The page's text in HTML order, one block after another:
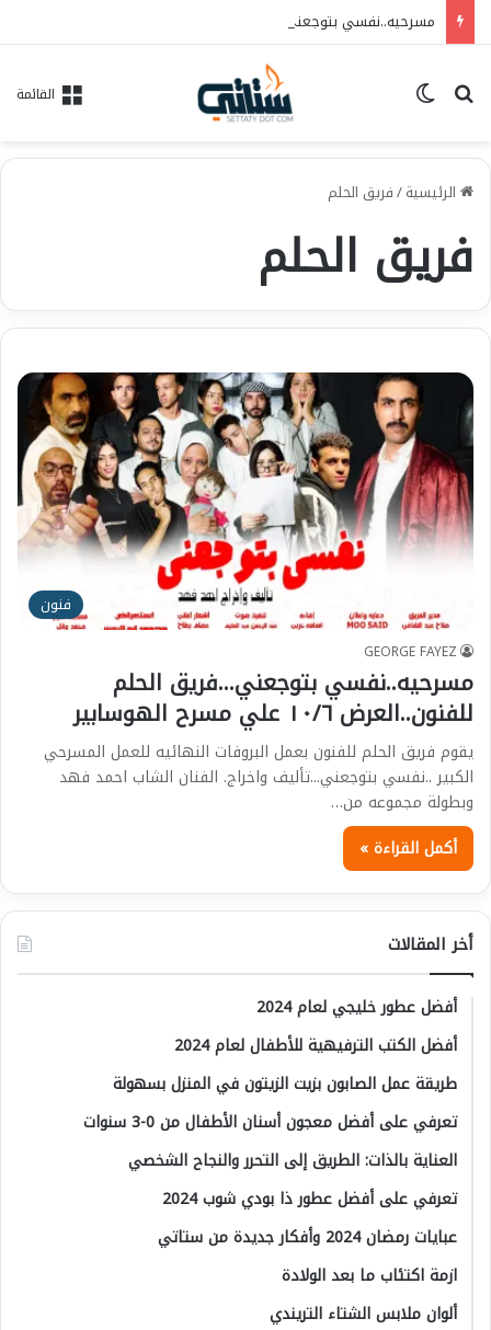
القائمة بحث عن
الرئيسية/فريق الحلم
فريق الحلم
فنون
GEORGE FAYEZ
مسرحيه..نفسي بتوجعني…فريق الحلم
للفنون..العرض ١٠/٦ علي مسرح الهوسابير
يقوم فريق الحلم للفنون بعمل البروفات النهائيه للعمل المسرحي
الكبير ..نفسي بتوجعني...تأليف واخراج. الفنان الشاب احمد فهد
وبطولة مجموعه من…
أكمل القراءة »
أخر المقالات
أفضل عطور خليجي لعام 2024
أفضل الكتب الترفيهية للأطفال لعام 2024
طريقة عمل الصابون بزيت الزيتون في المنزل بسهولة
تعرفي على أفضل معجون أسنان الأطفال من 0-3 سنوات
العناية بالذات: الطريق إلى التحرر والنجاح الشخصي
تعرفي على أفضل عطور ذا بودي شوب 2024
عبايات رمضان 2024 وأفكار جديدة من ستاتي
ازمة اكتئاب ما بعد الولادة
ألوان ملابس الشتاء التريندي